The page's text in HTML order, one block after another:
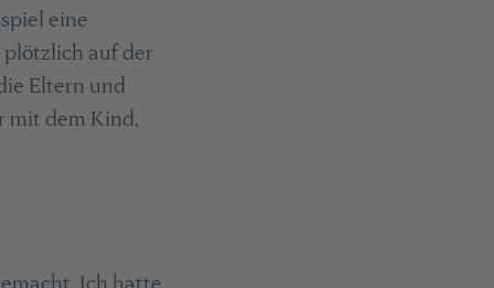
eine
auf der
Eltern und
mit dem Kind,
Ich hatte